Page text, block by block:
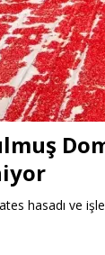
hasadı ve